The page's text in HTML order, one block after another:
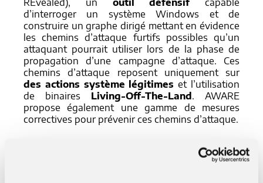
d’interroger un système Windows et de
construire un graphe dirigé mettant en évidence
les chemins d’attaque furtifs possibles qu’un
attaquant pourrait utiliser lors de la phase de
propagation d’une campagne d’attaque. Ces
chemins d’attaque reposent uniquement sur
des actions système légitimes et l’utilisation
de binaires Living-Off-The-Land. AWARE
propose également une gamme de mesures
correctives pour prévenir ces chemins d’attaque.